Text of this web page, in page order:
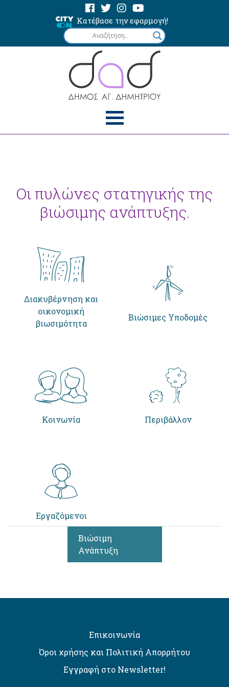
Κατέβασε την εφαρμογή!
Οι πυλώνες στατηγικής της
βιώσιμης ανάπτυξης.
Διακυβέρνηση και
οικονομική
βιωσιμότητα
Βιώσιμες Υποδομές
Κοινωνία Περιβάλλον
Εργαζόμενοι
Βιώσιμη
Ανάπτυξη
Επικοινωνία
Όροι χρήσης και Πολιτική Απορρήτου
Εγγραφή στο Newsletter!